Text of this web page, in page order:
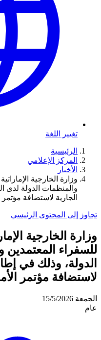
تغيير اللغة
الرئيسية
المركز الإعلامي
الأخبار
وزارة الخارجية
والمنظمات الدولة لدى
الجارية لاستضافة مؤتمر
تجاوز إلى المحتوى الرئيسي
وزارة الخارجية
للسفراء المعتمدين
الدولة، وذلك في
لاستضافة مؤتمر الأمم
الجمعة 15/5/2026
عام